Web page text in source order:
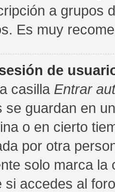
a grupos
Es muy
de
casilla Entrar
se guardan en
o en cierto
por otra
solo marca la
si accedes al